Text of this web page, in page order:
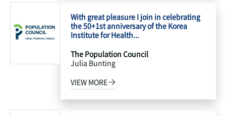
With great pleasure I join in celebrating
the 50+1st anniversary of the Korea
Institute for Health...
The Population Council
Julia Bunting
VIEW MORE